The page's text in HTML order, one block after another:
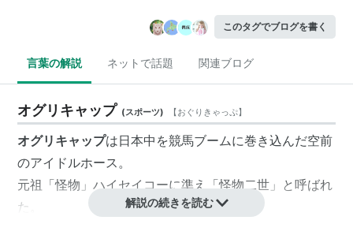
このタグでブログを書く
言葉の解説 ネットで話題 関連ブログ
オグリキャップ (スポーツ) 【おぐりきゃっぷ】
オグリキャップは日本中を競馬ブームに巻き込んだ空前
のアイドルホース。
元祖「怪物」ハイセイコーに準え「怪物二世」と呼ばれ
た。
解説の続きを読む